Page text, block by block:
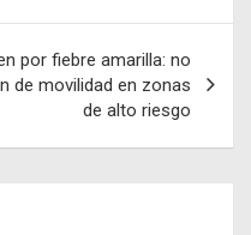
por fiebre amarilla: no
de movilidad en zonas
de alto riesgo